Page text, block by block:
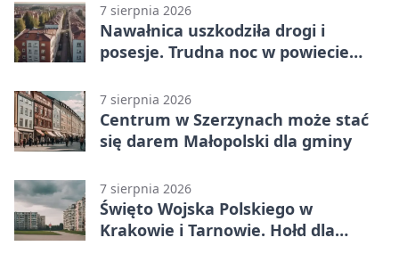
7 sierpnia 2026
Nawałnica uszkodziła drogi i
posesje. Trudna noc w powiecie
7 sierpnia 2026
Centrum w Szerzynach może stać
się darem Małopolski dla gminy
7 sierpnia 2026
Święto Wojska Polskiego w
Krakowie i Tarnowie. Hołd dla